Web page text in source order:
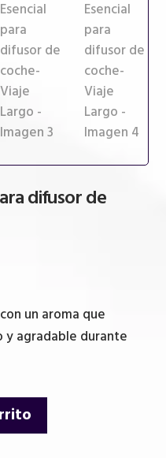
difusor de
un aroma que
agradable durante